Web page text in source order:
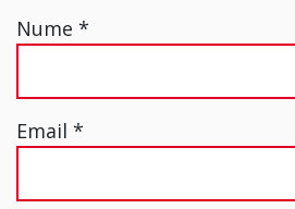
Nume *
Email *